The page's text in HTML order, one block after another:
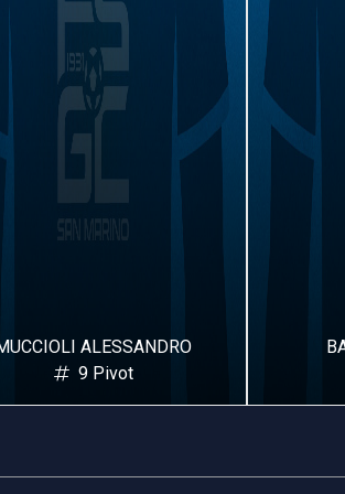
BACCIOCCHI ALAN
10 Pivot